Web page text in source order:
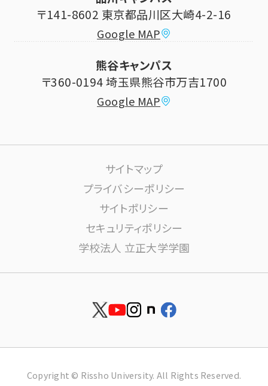
学費納付金・奨学金
大学祭
学内ネットワーク環境(りすねっと)
留学
研究推進・社会貢献センター
大学施設の利用について
〒141-8602 東京都品川区大崎4-2-16
Google MAP
熊谷キャンパス
〒360-0194 埼玉県熊谷市万吉1700
Google MAP
サイトマップ
プライバシーポリシー
サイトポリシー
セキュリティポリシー
学校法人 立正大学学園
Copyright © Rissho University. All Rights Reserved.